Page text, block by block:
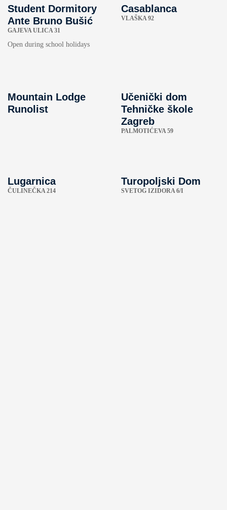
Student Dormitory
Ante Bruno Bušić
GAJEVA ULICA 31
Open during school holidays
Casablanca
VLAŠKA 92
Mountain Lodge
Runolist
Učenički dom
Tehničke škole
Zagreb
PALMOTIĆEVA 59
Lugarnica
ČULINEČKA 214
Turopoljski Dom
SVETOG IZIDORA 6/I